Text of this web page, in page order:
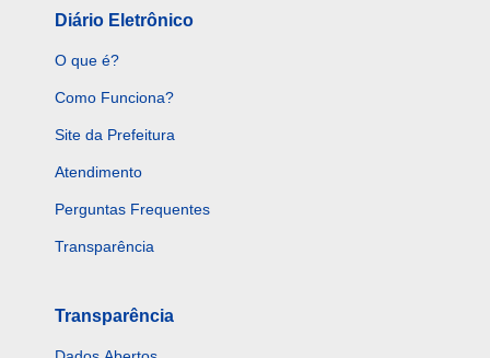
Diário Eletrônico
O que é?
Como Funciona?
Site da Prefeitura
Atendimento
Perguntas Frequentes
Transparência
Transparência